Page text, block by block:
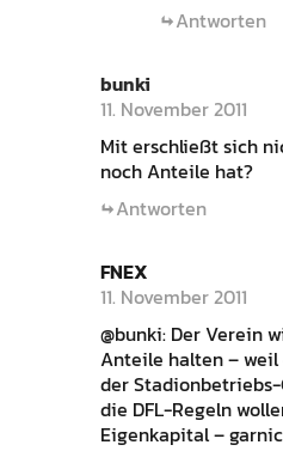
Antworten
bunki
11. November 2011
Mit erschließt sich
noch Anteile hat?
Antworten
FNEX
11. November 2011
@bunki: Der Verein
Anteile halten –
der Stadionbetriebs-
die DFL-Regeln
Eigenkapital –